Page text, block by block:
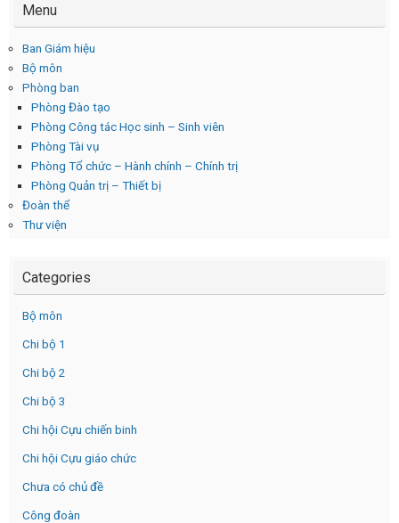
Menu
Ban Giám hiệu
Bộ môn
Phòng ban
Phòng Đào tạo
Phòng Công tác Học sinh – Sinh viên
Phòng Tài vụ
Phòng Tổ chức – Hành chính – Chính trị
Phòng Quản trị – Thiết bị
Đoàn thể
Thư viện
Categories
Bộ môn
Chi bộ 1
Chi bộ 2
Chi bộ 3
Chi hội Cựu chiến binh
Chi hội Cựu giáo chức
Chưa có chủ đề
Công đoàn